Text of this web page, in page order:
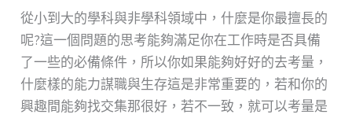
從小到大的學科與非學科領域中，什麼是你最擅長的
呢?這一個問題的思考能夠滿足你在工作時是否具備
了一些的必備條件，所以你如果能夠好好的去考量，
什麼樣的能力謀職與生存這是非常重要的，若和你的
興趣間能夠找交集那很好，若不一致，就可以考量是